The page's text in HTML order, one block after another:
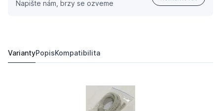
Napište nám, brzy se ozveme
VariantyPopisKompatibilita